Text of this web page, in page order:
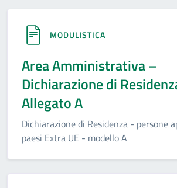
MODULISTICA
Area Amministrativa –
Dichiarazione di
Allegato A
Dichiarazione di Residenza - persone
paesi Extra UE - modello A